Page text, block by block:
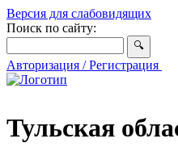
Версия для слабовидящих
Поиск по сайту:
Авторизация / Регистрация
Тульская